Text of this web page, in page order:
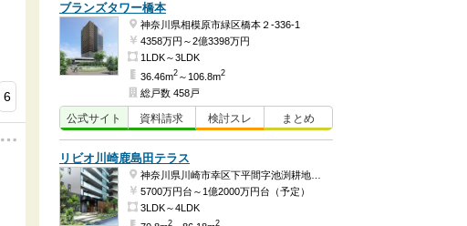
6
ブランズタワー橋本
神奈川県相模原市緑区橋本２-336-1
4358万円～2億3398万円
1LDK～3LDK
36.46m2 ～106.8m2
総戸数 458戸
公式サイト 資料請求 検討スレ まとめ
リビオ川崎鹿島田テラス
5700万円台～1億2000万円台（予定）
3LDK～4LDK
2 2